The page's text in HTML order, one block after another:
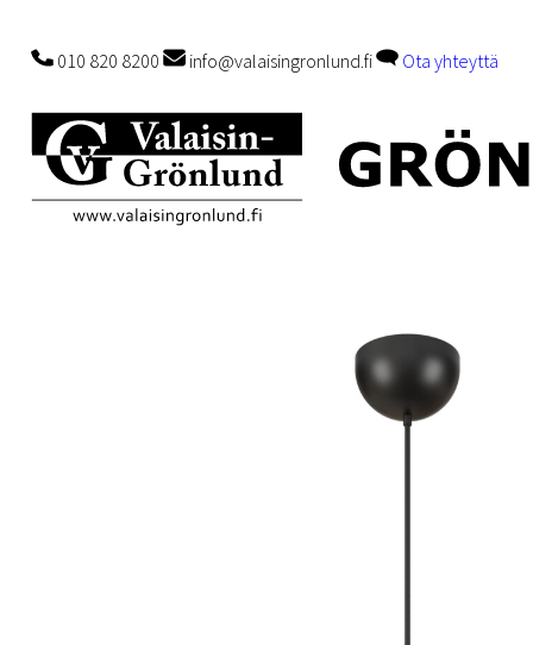
010 820 8200 info@valaisingronlund.fi Ota yhteyttä